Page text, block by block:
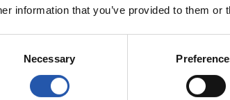
information that you’ve provided to them
Necessary